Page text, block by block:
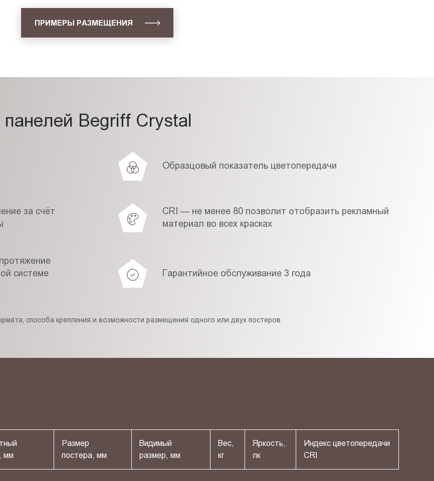
ПРИМЕРЫ РАЗМЕЩЕНИЯ
Begriff Crystal
Образцовый показатель цветопередачи
за счёт
CRI — не менее 80 позволит отобразить рекламный
материал во всех красках
системе
Гарантийное обслуживание 3 года
способа крепления и возможности размещения одного или двух постеров
мм
Размер
постера, мм
Видимый
размер, мм
Вес,
кг
Яркость,
лк
Индекс цветопередачи
СRI